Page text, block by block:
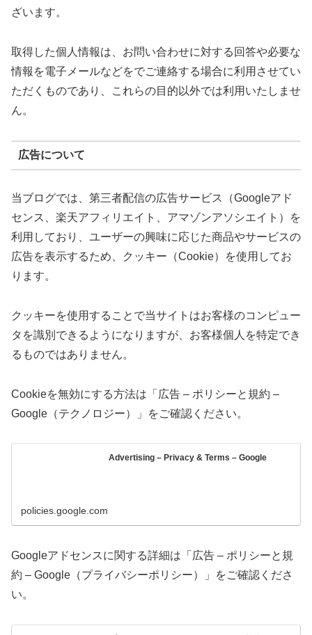
ざいます。
取得した個人情報は、お問い合わせに対する回答や必要な
情報を電子メールなどをでご連絡する場合に利用させてい
ただくものであり、これらの目的以外では利用いたしませ
ん。
広告について
当ブログでは、第三者配信の広告サービス（Googleアド
センス、楽天アフィリエイト、アマゾンアソシエイト）を
利用しており、ユーザーの興味に応じた商品やサービスの
広告を表示するため、クッキー（Cookie）を使用してお
ります。
クッキーを使用することで当サイトはお客様のコンピュー
タを識別できるようになりますが、お客様個人を特定でき
るものではありません。
Cookieを無効にする方法は「広告 – ポリシーと規約 –
Google（テクノロジー）」をご確認ください。
Advertising – Privacy & Terms – Google
policies.google.com
Googleアドセンスに関する詳細は「広告 – ポリシーと規
約 – Google（プライバシーポリシー）」をご確認くださ
い。